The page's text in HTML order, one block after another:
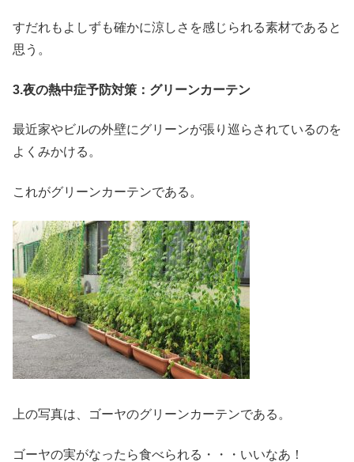
すだれもよしずも確かに涼しさを感じられる素材であると
思う。
3.夜の熱中症予防対策：グリーンカーテン
最近家やビルの外壁にグリーンが張り巡らされているのを
よくみかける。
これがグリーンカーテンである。
上の写真は、ゴーヤのグリーンカーテンである。
ゴーヤの実がなったら食べられる・・・いいなあ！